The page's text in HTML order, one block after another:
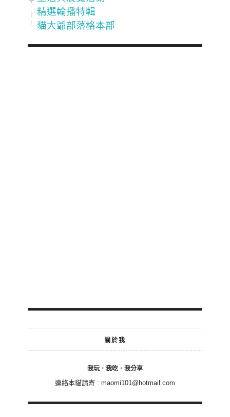
精選輪播特輯
貓大爺部落格本部
關於我
我玩．我吃．我分享
連絡本貓請寄 : maomi101@hotmail.com